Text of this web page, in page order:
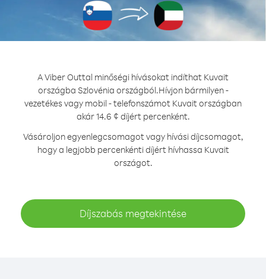
A Viber Outtal minőségi hívásokat indíthat Kuvait
országba Szlovénia országból.Hívjon bármilyen -
vezetékes vagy mobil - telefonszámot Kuvait országban
akár 14.6 ¢ díjért percenként.
Vásároljon egyenlegcsomagot vagy hívási díjcsomagot,
hogy a legjobb percenkénti díjért hívhassa Kuvait
országot.
Díjszabás megtekintése